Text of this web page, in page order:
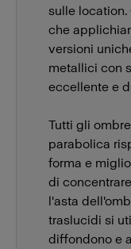
sulle location.
che
versioni
metallici con
eccellente e
Tutti gli
parabolica
forma e
di
l'asta
traslucidi si
diffondono e